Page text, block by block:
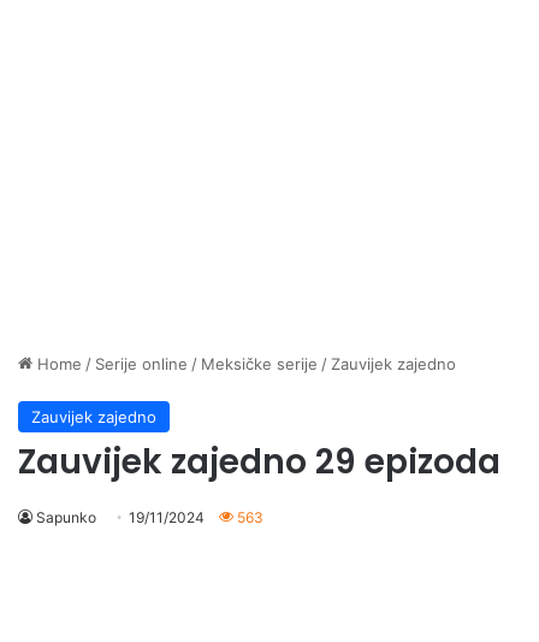
Home / Serije online / Meksičke serije / Zauvijek zajedno
Zauvijek zajedno
Zauvijek zajedno 29 epizoda
Sapunko 19/11/2024 563